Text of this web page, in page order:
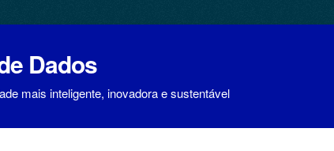
Dados
mais inteligente, inovadora e sustentável